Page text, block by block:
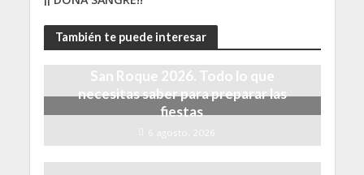
También te puede interesar
San Roque 2026. Todo lo que
necesitas saber para preparar las
fiestas
6 agosto, 2026